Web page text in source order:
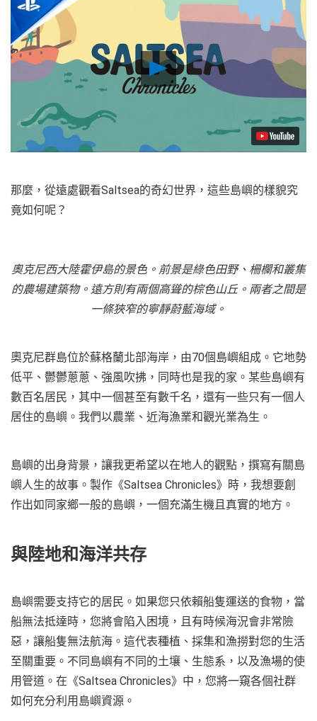
Play
Video
那麼，從遠處觀看Saltsea的奇幻世界，這些島嶼的樣貌究
竟如何呢？
奧克尼西大陸霍伊島的景色。前景是綠色田野、柵欄和叢集
的農場建築物。遠方則有兩個高聳的棕色山丘。兩者之間是
一條狹窄的寧靜蔚藍海域。
奧克尼群島位於蘇格蘭北部海岸，由70個島嶼組成。它地勢
低平、鬱鬱蔥蔥、強風吹拂，同時也是我的家。某些島嶼有
數百名居民，其中一個甚至有數千名，還有一些只有一個人
居住的島嶼。我們以農業、近海漁業和觀光業為生。
島嶼的出身背景，讓我更希望以在地人的觀點，撰寫有關島
嶼人生的故事。製作《Saltsea Chronicles》時，我想要創
作出如同家鄉一般的島嶼，一個充滿生機且真實的地方。
與陸地和海洋共存
島嶼需要支持它的居民。如果您只依賴船隻運送的食物，當
船無法抵達時，您將會陷入困境，且有時候海況會非常險
惡，讓船隻無法航海。這代表種植、採集和漁撈對您的生活
至關重要。不同島嶼有不同的土壤、生態系，以及漁場的使
用管道。在《Saltsea Chronicles》中，您將一窺各個社群
如何充分利用島嶼資源。